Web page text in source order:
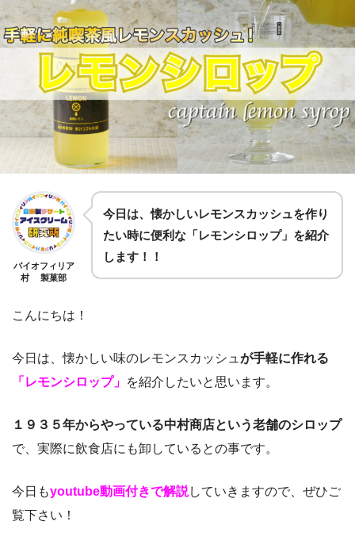
バイオフィリア
村 製菓部
今日は、懐かしいレモンスカッシュを作り
たい時に便利な「レモンシロップ」を紹介
します！！
こんにちは！
今日は、懐かしい味のレモンスカッシュ が手軽に作れる
「レモンシロップ」 を紹介したいと思います。
１９３５年からやっている中村商店という老舗のシロップ
で、実際に飲食店にも卸しているとの事です。
今日もyoutube動画付きで解説していきますので、ぜひご
覧下さい！